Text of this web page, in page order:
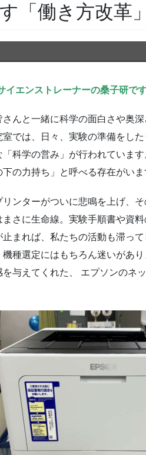
「働き方改革」
イエンストレーナーの桑子研で
んと一緒に科学の面白さや奥
では、日々、実験の準備をし
科学の営み」が行われていま
の力持ち」と呼べる存在がいま
ンターがついに悲鳴を上げ、
さに生命線。実験手順書や資
止まれば、私たちの活動も滞っ
種選定にはもちろん迷いがあ
与えてくれた、 エプソンのネ